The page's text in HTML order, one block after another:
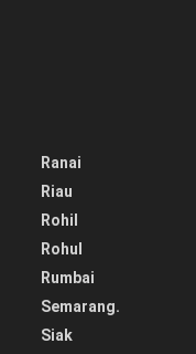
Ranai
Riau
Rohil
Rohul
Rumbai
Semarang.
Siak